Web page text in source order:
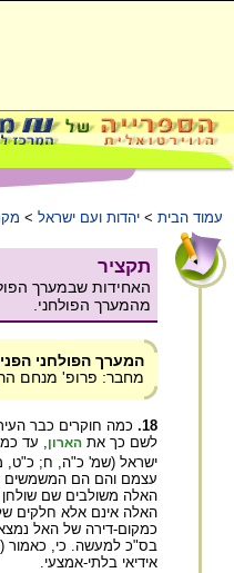
עמוד הבית > יהדות ועם ישראל >
תקציר
האחידות שבמערך
מהמערך הפולחני.
המערך הפולחני
מחבר: פרופ' מנחם
18. כמה חוקרים כבר
לשם כך את הארון, עד
ישראל (שמ' כ"ה, ח; כ"ט,
עצמם והם הם המשמשים
האלה משולבים שם שולחן
האלה אינם אלא חלקים
כמקום-דירה של האל
בס"כ למעשה. כי, כאמור (לעיל, סעיף 16),
אידיאי בלתי-אמצעי.